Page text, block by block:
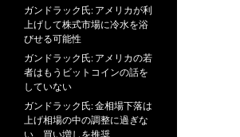
ガンドラック氏: アメリカが利
上げして株式市場に冷水を浴
びせる可能性
ガンドラック氏: アメリカの若
者はもうビットコインの話を
していない
ガンドラック氏: 金相場下落は
上げ相場の中の調整に過ぎな
い、買い増しを推奨